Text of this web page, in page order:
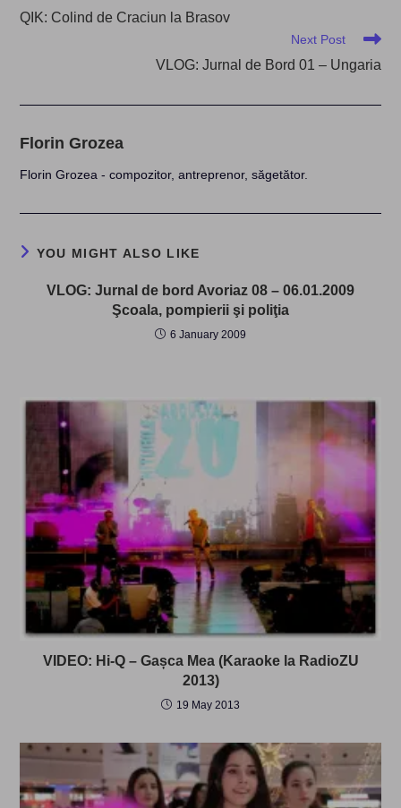
articles
QIK: Colind de Craciun la Brasov
Next Post
VLOG: Jurnal de Bord 01 – Ungaria
Florin Grozea
Florin Grozea - compozitor, antreprenor, săgetător.
YOU MIGHT ALSO LIKE
VLOG: Jurnal de bord Avoriaz 08 – 06.01.2009
Şcoala, pompierii şi poliţia
6 January 2009
VIDEO: Hi-Q – Gașca Mea (Karaoke la RadioZU
2013)
19 May 2013